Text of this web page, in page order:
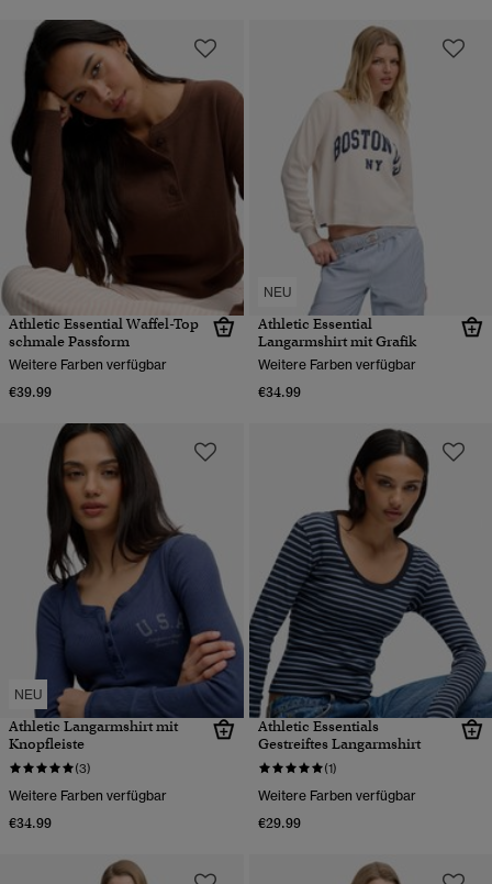
Athletic Essential Waffel-Top
schmale Passform
Weitere Farben verfügbar
€39.99
NEU
Athletic Essential
Langarmshirt mit Grafik
Weitere Farben verfügbar
€34.99
NEU
Athletic Langarmshirt mit
Knopfleiste
(3)
Weitere Farben verfügbar
€34.99
Athletic Essentials
Gestreiftes Langarmshirt
(1)
Weitere Farben verfügbar
€29.99